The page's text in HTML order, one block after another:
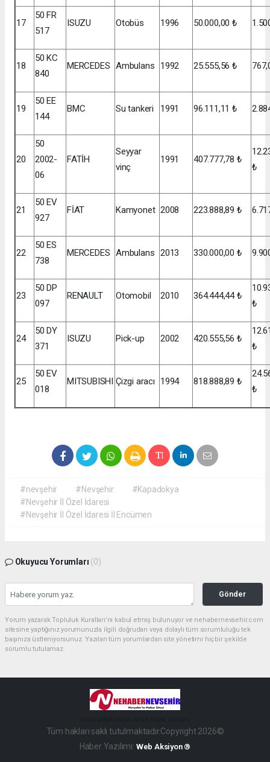
17
50 FR
517
ISUZU Otobüs 1996 50.000,00 ₺
18
50 KC
840
MERCEDES Ambulans 1992 25.555,56 ₺
19
50 EE
144
BMC Su tankeri 1991 96.111,11 ₺
20
50
2002-
06
FATİH
Seyyar
vinç
1991 407.777,78 ₺
₺
21
50 EV
927
FİAT Kamyonet 2008 223.888,89 ₺
22
50 ES
738
MERCEDES Ambulans 2013 330.000,00 ₺
23
50 DP
097
RENAULT Otomobil 2010 364.444,44 ₺
₺
24
50 DY
371
ISUZU Pick-up 2002 420.555,56 ₺
₺
25
50 EV
018
MITSUBISHI Çizgi aracı 1994 818.888,89 ₺
₺
#nevşehir #Nevşehir
#Kapadokya
#Nevşehir İl Özel İdaresi
#Nevşehir İl Özel İdaresi İl Encümen
Okuyucu Yorumları (0)
Gönder
Yorum yazarak Topluluk Kuralları’nı kabul etmiş bulunuyor ve nehabernevsehir.com
sitesine yaptığınız yorumunuzla ilgili doğrudan veya dolaylı tüm sorumluluğu tek
başınıza üstleniyorsunuz. Yazılan tüm yorumlardan site yönetimi hiçbir şekilde
sorumlu tutulamaz.
Tüm hakları saklı tutulmaktadır.Copyright 2026©
Haber Yazılımı: Web Aksiyon ®